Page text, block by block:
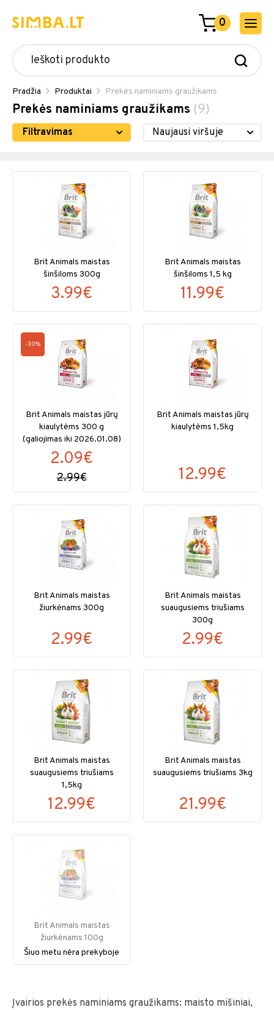
0
Pradžia Produktai Prekės naminiams graužikams
Prekės naminiams graužikams (9)
Filtravimas
Brit Animals maistas
šinšiloms 300g
3.99€
Brit Animals maistas
šinšiloms 1,5 kg
11.99€
-30%
Brit Animals maistas jūrų
kiaulytėms 300 g
(galiojimas iki 2026.01.08)
2.09€
2.99€
Brit Animals maistas jūrų
kiaulytėms 1,5kg
12.99€
Brit Animals maistas
žiurkėnams 300g
2.99€
Brit Animals maistas
suaugusiems triušiams
300g
2.99€
Brit Animals maistas
suaugusiems triušiams
1,5kg
12.99€
Brit Animals maistas
suaugusiems triušiams 3kg
21.99€
Brit Animals maistas
žiurkėnams 100g
Šiuo metu nėra prekyboje
Įvairios prekės naminiams graužikams: maisto mišiniai,